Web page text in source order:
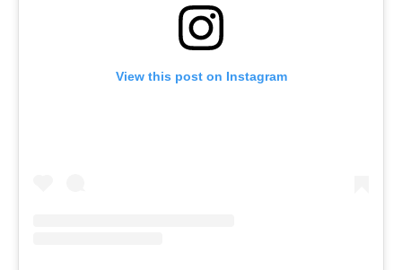
View this post on Instagram